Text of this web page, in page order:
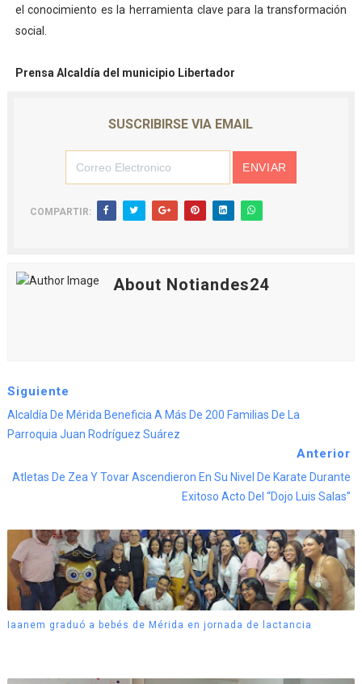
el conocimiento es la herramienta clave para la transformación
social.
Prensa Alcaldía del municipio Libertador
SUSCRIBIRSE VIA EMAIL
COMPARTIR:
About Notiandes24
Siguiente
Alcaldía De Mérida Beneficia A Más De 200 Familias De La
Parroquia Juan Rodríguez Suárez
Anterior
Atletas De Zea Y Tovar Ascendieron En Su Nivel De Karate Durante
Exitoso Acto Del “Dojo Luis Salas”
Iaanem graduó a bebés de Mérida en jornada de lactancia